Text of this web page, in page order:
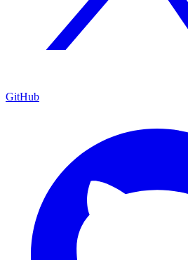
GitHub